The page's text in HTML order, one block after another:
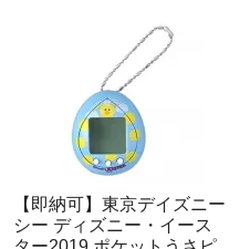
【即納可】東京デイズニー
シー ディズニー・イース